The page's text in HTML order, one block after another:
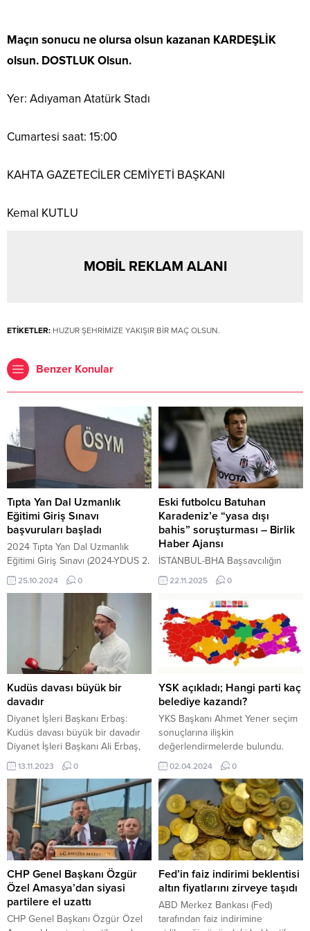
Maçın sonucu ne olursa olsun kazanan KARDEŞLİK
olsun. DOSTLUK Olsun.
Yer: Adıyaman Atatürk Stadı
Cumartesi saat: 15:00
KAHTA GAZETECİLER CEMİYETİ BAŞKANI
Kemal KUTLU
MOBİL REKLAM ALANI
ETİKETLER: HUZUR ŞEHRİMİZE YAKIŞIR BİR MAÇ OLSUN.
Benzer Konular
Tıpta Yan Dal Uzmanlık
Eğitimi Giriş Sınavı
başvuruları başladı
2024 Tıpta Yan Dal Uzmanlık
Eğitimi Giriş Sınavı (2024-YDUS 2.
Dönem) için başvurular başladı.
25 Ekim 2024, 20:23 yayınlandı
ANKARA-BHA 2024 Tıpta Yan Dal
Uzmanlık Eğitimi Giriş Sınavı
(2024-YDUS 2. Dönem) için
başvurular başladı. Ölçme, Seçme
ve Yerleştirme...
25.10.2024 0
Eski futbolcu Batuhan
Karadeniz’e “yasa dışı
bahis” soruşturması – Birlik
Haber Ajansı
İSTANBUL-BHA Başsavcılığın
açıklamasına göre, Kaçakçılık,
Narkotik ve Ekonomik Suçlar
Soruşturma Bürosu tarafından
yürütülen dosyada, Karadeniz’in
yurt dışında firari olduğu tespit
edildi. Soruşturma kapsamında,
7258 sayılı Kanun’a muhalefet ve
değerlerini aklama” suçlamaları
yöneltildi. 112 milyon lirakık sahte
reçete vurgunu: 7 şüpheli
tutuklandı İçeriği Görüntüle
Karadeniz hakkında kırmızı
bülten...
22.11.2025 0
Kudüs davası büyük bir
davadır
Diyanet İşleri Başkanı Erbaş:
Kudüs davası büyük bir davadır
Diyanet İşleri Başkanı Ali Erbaş,
Adalet Teşkilatını Güçlendirme
Vakfı (ATGV) Antalya Eğitim ve
Sosyal Tesisi’nde düzenlenen 43.
İl Müftüleri İstişare Toplantısı’nın
açılışında İsrail’in Filistin’e karşı
yapmış olduğu katliamlar,
Kudüs’ün önemi ve birçok konu
ile ilgili açıklamalarda bulundu. Ali
Erbaş’ın açıklamalarından öne...
13.11.2023 0
YSK açıkladı; Hangi parti kaç
belediye kazandı?
YKS Başkanı Ahmet Yener seçim
sonuçlarına ilişkin
değerlendirmelerde bulundu.
Mahalli İdareler Genel
Seçimlerine 34 siyasi partinin
katıldığını açıklayan Yener, 207
bin 848 sandıkta 61 milyon 441
bin 882 kayıtlı seçmen ile
seçimlere gidildiğini kaydetti.
Kesin olmayan sonuçları açıklayan
Yener, şöyle dedi: Kesin olmayan
sonuçlara göre Türkiye geneli
belediye başkanlığında
Cumhuriyet...
02.04.2024 0
CHP Genel Başkanı Özgür
Özel Amasya’dan siyasi
partilere el uzattı
CHP Genel Başkanı Özgür Özel
Fed’in faiz indirimi beklentisi
altın fiyatlarını zirveye taşıdı
ABD Merkez Bankası (Fed)
tarafından faiz indirimine